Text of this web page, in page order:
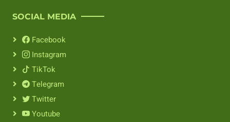
SOCIAL MEDIA
Facebook
Instagram
TikTok
Telegram
Twitter
Youtube